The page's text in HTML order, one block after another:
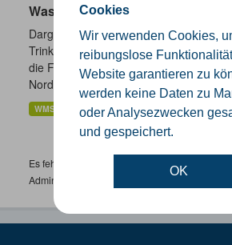
Cookies
Wir verwenden Cookies,
reibungslose
Website garantieren zu
werden keine Daten zu
oder Analysezwecken
und gespeichert.
OK
Wasserschutzgebiete
Dargestellt werden die geplanten und
Trinkwasser- und
die Festsetzung von
Nordrhein-Westfalen...
WMS
Es fehlen spezifische Datensätze? Wenden
Administrator unter:
support.gis@kreis-